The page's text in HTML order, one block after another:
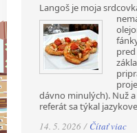
Langoš je moja
dávno minulých). Nuž
referát sa týkal
14. 5. 2026 / Čítať viac